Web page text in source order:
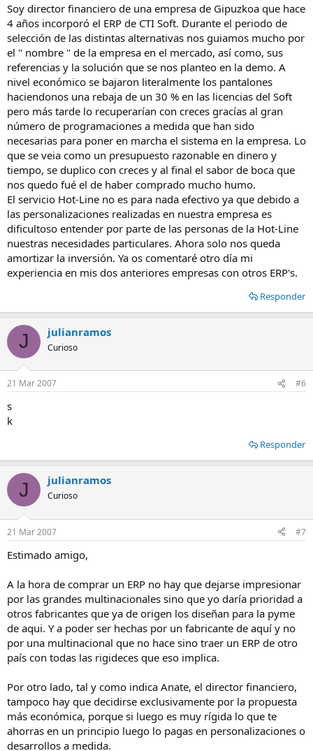
Soy director financiero de una empresa de Gipuzkoa que hace
4 años incorporó el ERP de CTI Soft. Durante el periodo de
selección de las distintas alternativas nos guiamos mucho por
el " nombre " de la empresa en el mercado, así como, sus
referencias y la solución que se nos planteo en la demo. A
nivel económico se bajaron literalmente los pantalones
haciendonos una rebaja de un 30 % en las licencias del Soft
pero más tarde lo recuperarían con creces gracías al gran
número de programaciones a medida que han sido
necesarias para poner en marcha el sistema en la empresa. Lo
que se veia como un presupuesto razonable en dinero y
tiempo, se duplico con creces y al final el sabor de boca que
nos quedo fué el de haber comprado mucho humo.
El servicio Hot-Line no es para nada efectivo ya que debido a
las personalizaciones realizadas en nuestra empresa es
dificultoso entender por parte de las personas de la Hot-Line
nuestras necesidades particulares. Ahora solo nos queda
amortizar la inversión. Ya os comentaré otro día mi
experiencia en mis dos anteriores empresas con otros ERP's.
Responder
J julianramos
Curioso
21 Mar 2007 #6
s
k
Responder
J julianramos
Curioso
21 Mar 2007 #7
Estimado amigo,
A la hora de comprar un ERP no hay que dejarse impresionar
por las grandes multinacionales sino que yo daría prioridad a
otros fabricantes que ya de origen los diseñan para la pyme
de aqui. Y a poder ser hechas por un fabricante de aquí y no
por una multinacional que no hace sino traer un ERP de otro
país con todas las rigideces que eso implica.
Por otro lado, tal y como indica Anate, el director financiero,
tampoco hay que decidirse exclusivamente por la propuesta
más económica, porque si luego es muy rígida lo que te
ahorras en un principio luego lo pagas en personalizaciones o
desarrollos a medida.